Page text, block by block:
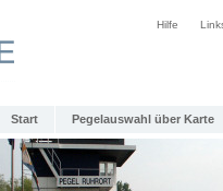
Hilfe
Start Pegelauswahl über Karte